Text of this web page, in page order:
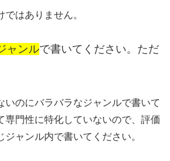
はありません。
ャンルで書いてください。ただ
いのにバラバラなジャンルで書いて
専門性に特化していないので、評価
ジャンル内で書いてください。